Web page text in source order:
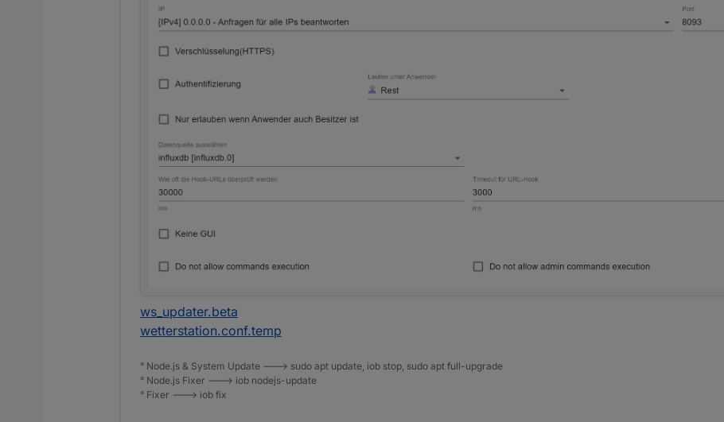
ws_updater.beta
wetterstation.conf.temp
° Node.js & System Update ---> sudo apt update, iob stop, sudo apt full-upgrade
° Node.js Fixer ---> iob nodejs-update
° Fixer ---> iob fix